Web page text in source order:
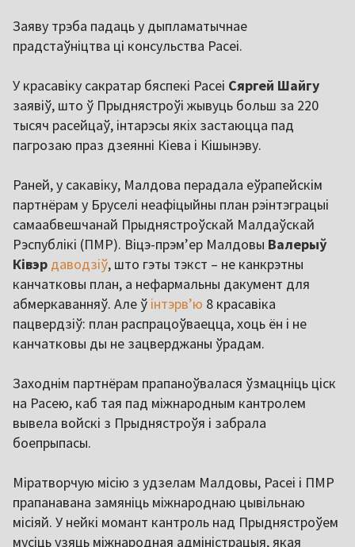
Заяву трэба падаць у дыпламатычнае
прадстаўніцтва ці консульства Расеі.
У красавіку сакратар бяспекі Расеі Сяргей Шайгу
заявіў, што ў Прыднястроўі жывуць больш за 220
тысяч расейцаў, інтарэсы якіх застаюцца пад
пагрозаю праз дзеянні Кіева і Кішынэву.
Раней, у сакавіку, Малдова перадала еўрапейскім
партнёрам у Бруселі неафіцыйны план рэінтэграцыі
самаабвешчанай Прыднястроўскай Малдаўскай
Рэспублікі (ПМР). Віцэ-прэм’ер Малдовы Валерыў
Ківэр даводзіў, што гэты тэкст – не канкрэтны
канчатковы план, а нефармальны дакумент для
абмеркаванняў. Але ў інтэрв’ю 8 красавіка
пацвердзіў: план распрацоўваецца, хоць ён і не
канчатковы ды не зацверджаны ўрадам.
Заходнім партнёрам прапаноўвалася ўзмацніць ціск
на Расею, каб тая пад міжнародным кантролем
вывела войскі з Прыднястроўя і забрала
боепрыпасы.
Міратворчую місію з удзелам Малдовы, Расеі і ПМР
прапанавана замяніць міжнароднаю цывільнаю
місіяй. У нейкі момант кантроль над Прыднястроўем
мусіць узяць міжнародная адміністрацыя, якая